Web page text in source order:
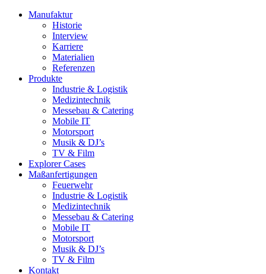
Manufaktur
Historie
Interview
Karriere
Materialien
Referenzen
Produkte
Industrie & Logistik
Medizintechnik
Messebau & Catering
Mobile IT
Motorsport
Musik & DJ’s
TV & Film
Explorer Cases
Maßanfertigungen
Feuerwehr
Industrie & Logistik
Medizintechnik
Messebau & Catering
Mobile IT
Motorsport
Musik & DJ’s
TV & Film
Kontakt